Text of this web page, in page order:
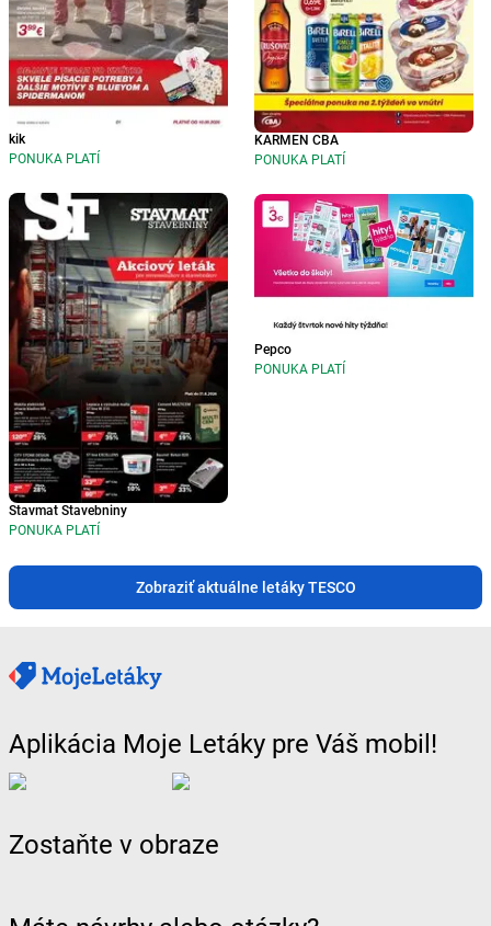
kik
PONUKA PLATÍ
Stavmat Stavebniny
PONUKA PLATÍ
KARMEN CBA
PONUKA PLATÍ
Pepco
PONUKA PLATÍ
Zobraziť aktuálne letáky TESCO
Aplikácia Moje Letáky pre Váš mobil!
Zostaňte v obraze